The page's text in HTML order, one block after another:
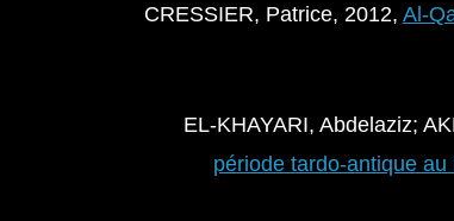
CRESSIER, Patrice, 2012, Al-
EL-KHAYARI, Abdelaziz;
période tardo-antique